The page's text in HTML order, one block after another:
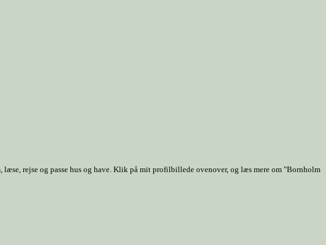
rejse og passe hus og have. Klik på mit profilbillede ovenover, og læs mere om "Bornholm